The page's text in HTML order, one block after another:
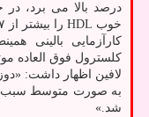
درصد بالا می برد،
خوب HDL را بیشتر از ۷ درصد می کاهد.
کارآزمایی بالینی
کلسترول فوق العاده
لافین اظهار داشت:
شد.»